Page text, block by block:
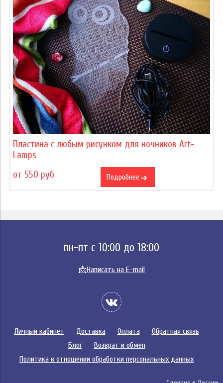
Пластина с любым рисунком для ночников Art-
Lamps
от 550 руб
Подробнее
пн-пт с 10:00 до 18:00
📩Написать на E-mail
Личный кабинет Доставка Оплата
Обратная связь
Блог
Возврат и обмен
Политика в отношении обработки персональных данных